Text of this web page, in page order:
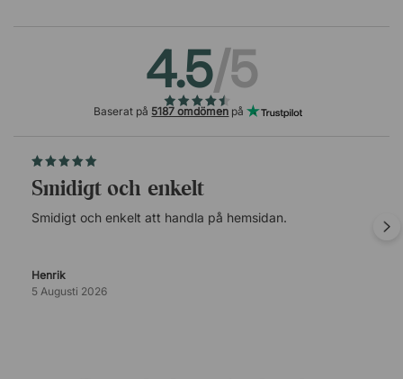
4.5/5
Baserat på 5187 omdömen på
Smidigt och enkelt
Smidigt och enkelt att handla på hemsidan.
Henrik
5 Augusti 2026